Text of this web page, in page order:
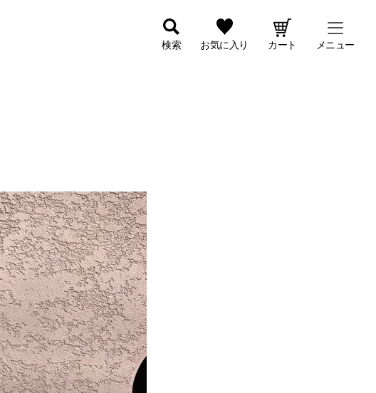
検索 お気に入り カート メニュー